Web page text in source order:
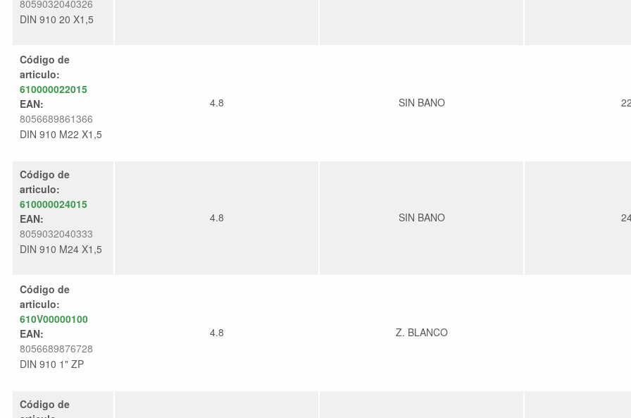
8059032040326
DIN 910 20 X1,5
Código de
articulo:
610000022015
EAN:
8056689861366
DIN 910 M22 X1,5
4.8 SIN BANO 22
Código de
articulo:
610000024015
EAN:
8059032040333
DIN 910 M24 X1,5
4.8 SIN BANO
Código de
articulo:
610V00000100
EAN:
8056689876728
DIN 910 1" ZP
4.8 Z. BLANCO
Código de